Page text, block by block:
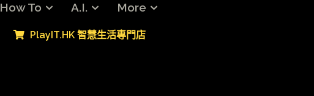
How To A.I. More
PlayIT.HK 智慧生活專門店